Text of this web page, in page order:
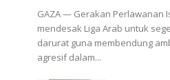
GAZA — Gerakan Perlawanan
mendesak Liga Arab untuk
darurat guna membendung
agresif dalam...